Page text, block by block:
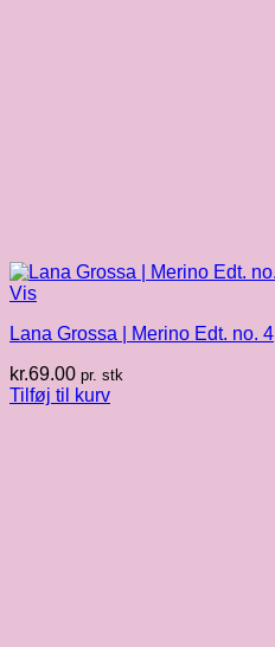
Vis
Lana Grossa | Merino Edt. no. 4
kr.69.00 pr. stk
Tilføj til kurv